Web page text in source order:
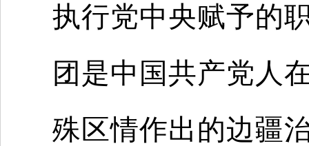
执行党中央赋予的
团是中国共产党人
殊区情作出的边疆